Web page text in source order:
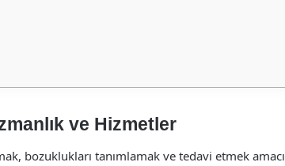
ve Hizmetler
bozuklukları tanımlamak ve tedavi etmek